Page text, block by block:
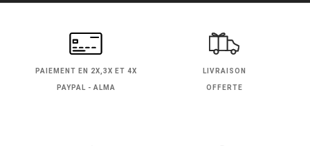
PAIEMENT EN 2X,3X ET 4X
PAYPAL - ALMA
LIVRAISON
OFFERTE